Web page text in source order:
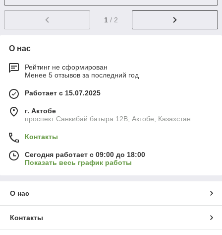
1 / 2
О нас
Рейтинг не сформирован
Менее 5 отзывов за последний год
Работает с 15.07.2025
г. Актобе
проспект Санкибай батыра 12В, Актобе, Казахстан
Контакты
Сегодня работает с 09:00 до 18:00
Показать весь график работы
О нас
Контакты